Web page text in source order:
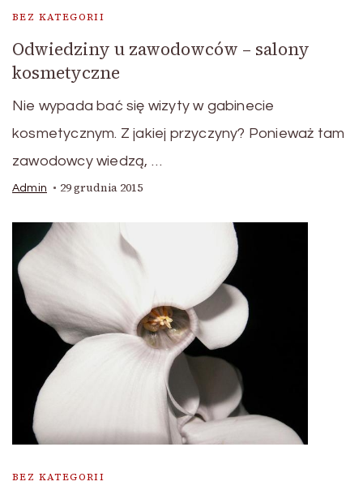
BEZ KATEGORII
Odwiedziny u zawodowców – salony
kosmetyczne
Nie wypada bać się wizyty w gabinecie
kosmetycznym. Z jakiej przyczyny? Ponieważ tam
zawodowcy wiedzą, …
Admin 29 grudnia 2015
BEZ KATEGORII